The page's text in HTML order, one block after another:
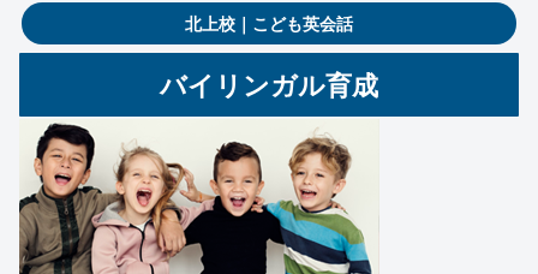
北上校｜こども英会話
バイリンガル育成